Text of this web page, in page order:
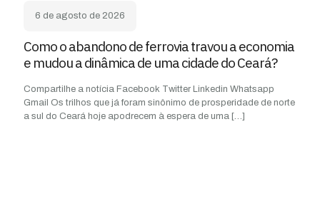
6 de agosto de 2026
Como o abandono de ferrovia travou a economia
e mudou a dinâmica de uma cidade do Ceará?
Compartilhe a notícia Facebook Twitter Linkedin Whatsapp
Gmail Os trilhos que já foram sinônimo de prosperidade de norte
a sul do Ceará hoje apodrecem à espera de uma […]